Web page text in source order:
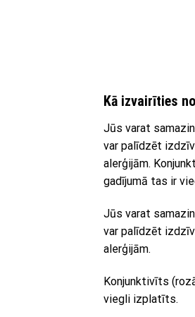
Kā izvairīties
Jūs varat
var palīdzēt
alerģijām.
gadījumā tas ir
Jūs varat
var palīdzēt
alerģijām.
Konjunktivīts
viegli izplatīts.